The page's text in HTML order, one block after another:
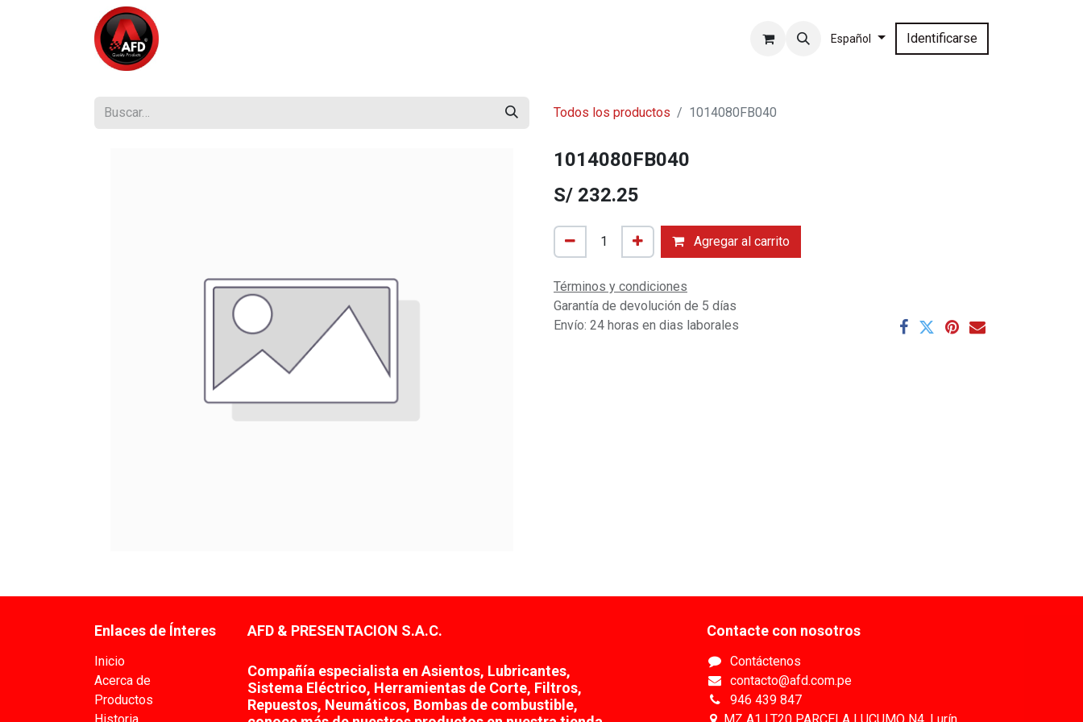
Español Identificarse
Todos los productos 1014080FB040
1014080FB040
S/ 232.25
Agregar al carrito
Términos y condiciones
Garantía de devolución de 5 días
Envío: 24 horas en dias laborales
Enlaces de Ínteres
Inicio
Acerca de
Productos
AFD & PRESENTACION S.A.C.
Compañía especialista en Asientos, Lubricantes,
Sistema Eléctrico, Herramientas de Corte, Filtros,
Repuestos, Neumáticos, Bombas de combustible,
Contacte con nosotros
Contáctenos
contacto@afd.com.pe
946 439 847